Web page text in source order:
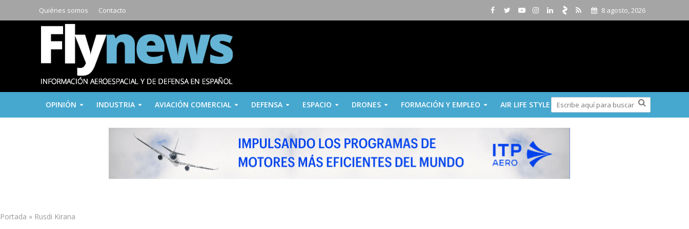
Quiénes somos Contacto 8 agosto, 2026
OPINIÓN INDUSTRIA AVIACIÓN COMERCIAL DEFENSA ESPACIO DRONES FORMACIÓN Y EMPLEO AIR LIFE STYLE
Portada » Rusdi Kirana